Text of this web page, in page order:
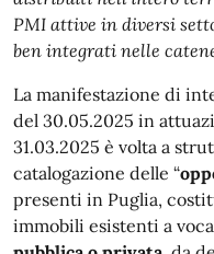
PMI attive in diversi
ben integrati nelle
La manifestazione di
del 30.05.2025 in
31.03.2025 è volta a
catalogazione delle “
presenti in Puglia,
immobili esistenti a